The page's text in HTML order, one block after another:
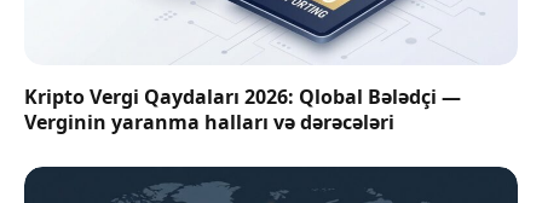
Kripto Vergi Qaydaları 2026: Qlobal Bələdçi —
Verginin yaranma halları və dərəcələri